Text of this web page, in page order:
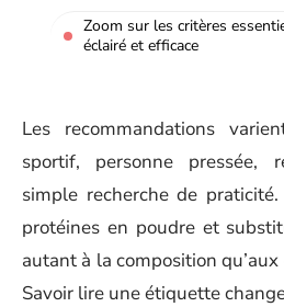
Zoom sur les critères
éclairé et efficace
Les recommandations
sportif, personne pressée,
simple recherche de
protéines en poudre et
autant à la composition
Savoir lire une étiquette